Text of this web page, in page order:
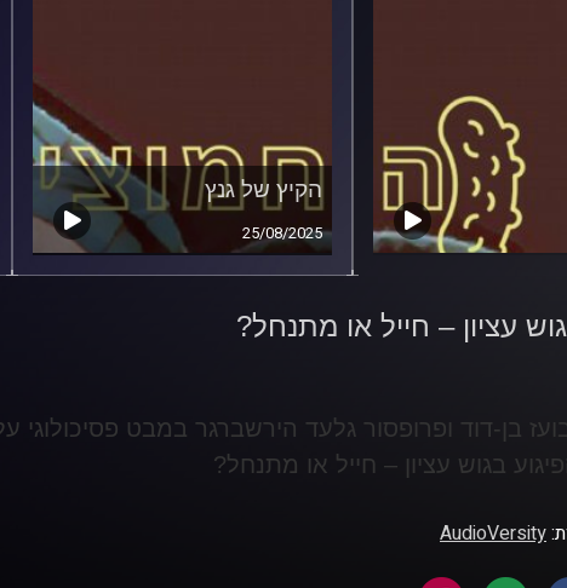
הקיץ של גנץ
25/08/2025
עציון – חייל או מתנחל?
בן-דוד ופרופסור גלעד הירשברגר במבט פסיכולוגי על
בגוש עציון – חייל או מתנחל?
AudioVersity